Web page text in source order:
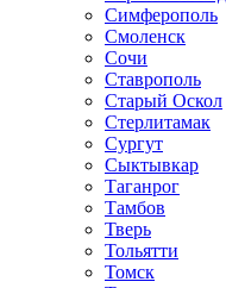
Симферополь
Смоленск
Сочи
Ставрополь
Старый Оскол
Стерлитамак
Сургут
Сыктывкар
Таганрог
Тамбов
Тверь
Тольятти
Томск